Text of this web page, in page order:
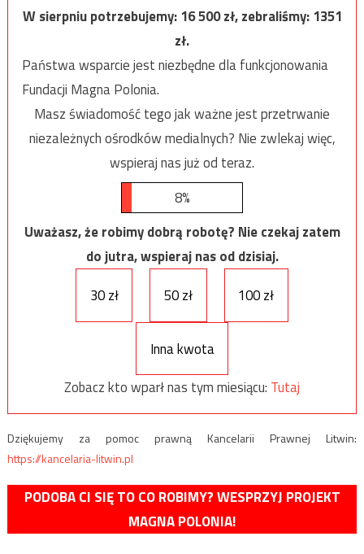
W sierpniu potrzebujemy:16 500zł, zebraliśmy:1351
zł.
Państwa wsparcie jest niezbędne dla funkcjonowania
Fundacji Magna Polonia.
Masz świadomość tego jak ważne jest przetrwanie
niezależnych ośrodków medialnych? Nie zwlekaj więc,
wspieraj nas już od teraz.
8%
Uważasz, że robimy dobrą robotę? Nie czekaj zatem
do jutra, wspieraj nas od dzisiaj.
30 zł
50 zł 100 zł
Inna kwota
Zobacz kto wparł nas tym miesiącu: Tutaj
Dziękujemy za pomoc prawną Kancelarii Prawnej Litwin:
https://kancelaria-litwin.pl
PODOBA CI SIĘ TO CO ROBIMY? WESPRZYJ PROJEKT
MAGNA POLONIA!